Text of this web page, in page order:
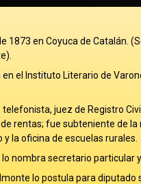
1873 en Coyuca de Catalán.
el Instituto Literario de
telefonista, juez de Registro
rentas; fue subteniente de
la oficina de escuelas rurales.
nombra secretario particular
lo postula para diputado